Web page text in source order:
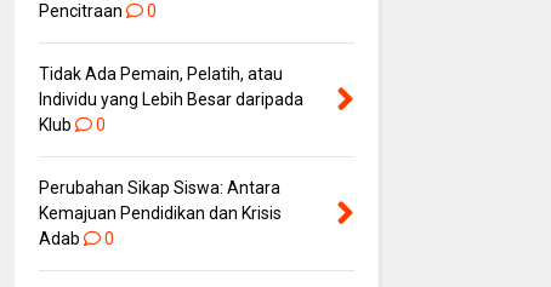
Pencitraan
0
Tidak Ada Pemain, Pelatih, atau
Individu yang Lebih Besar daripada
Klub
0
Perubahan Sikap Siswa: Antara
Kemajuan Pendidikan dan Krisis
Adab
0